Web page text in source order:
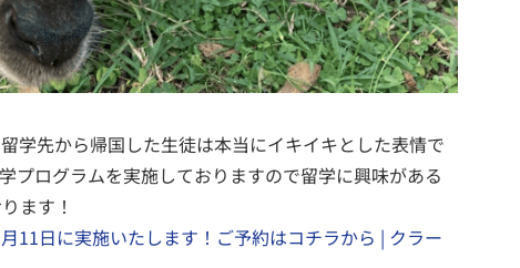
学先から帰国した生徒は本当にイキイキとした表情で
プログラムを実施しておりますので留学に興味がある
ます！
11日に実施いたします！ご予約はコチラから | クラー